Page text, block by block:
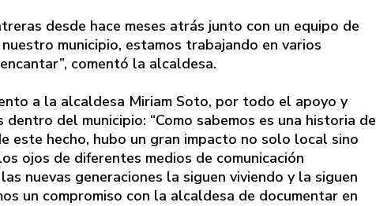
desde hace meses atrás junto con un equipo de
municipio, estamos trabajando en varios
comentó la alcaldesa.
a la alcaldesa Miriam Soto, por todo el apoyo y
del municipio: “Como sabemos es una historia de
este hecho, hubo un gran impacto no solo local sino
ojos de diferentes medios de comunicación
nuevas generaciones la siguen viviendo y la siguen
un compromiso con la alcaldesa de documentar en